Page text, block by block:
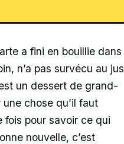
a fini en bouillie dans
n’a pas survécu au jus
un dessert de grand-
chose qu’il faut
fois pour savoir ce qui
nouvelle, c’est